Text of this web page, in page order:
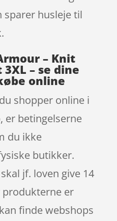
sparer husleje til
– Knit
– se dine
online
shopper online i
er betingelserne
du ikke
butikker.
jf. loven give 14
er
finde webshops